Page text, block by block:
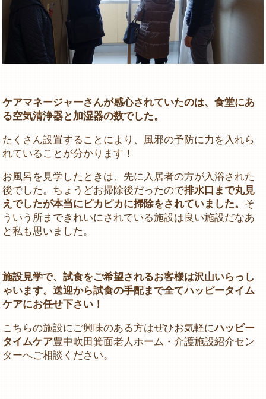
ケアマネージャーさんが感心されていたのは、食堂にあ
る空気清浄器と加湿器の数でした。
たくさん設置することにより、風邪の予防に力を入れら
れていることが分かります！
お風呂を見学したときは、先に入居者の方が入浴された
後でした。ちょうどお掃除後だったので排水口まで丸見
えでしたが本当にピカピカに掃除をされていました。 そ
ういう所まできれいにされている施設は良い施設だなあ
と私も思いました。
施設見学で、試食をご希望されるお客様は沢山いらっし
ゃいます。送迎から試食の手配まで全てハッピータイム
ケアにお任せ下さい！
こちらの施設にご興味のある方はぜひお気軽にハッピー
タイムケア豊中吹田箕面老人ホーム・介護施設紹介セン
ターへご相談ください。